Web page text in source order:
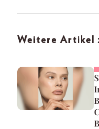
Weitere Artikel